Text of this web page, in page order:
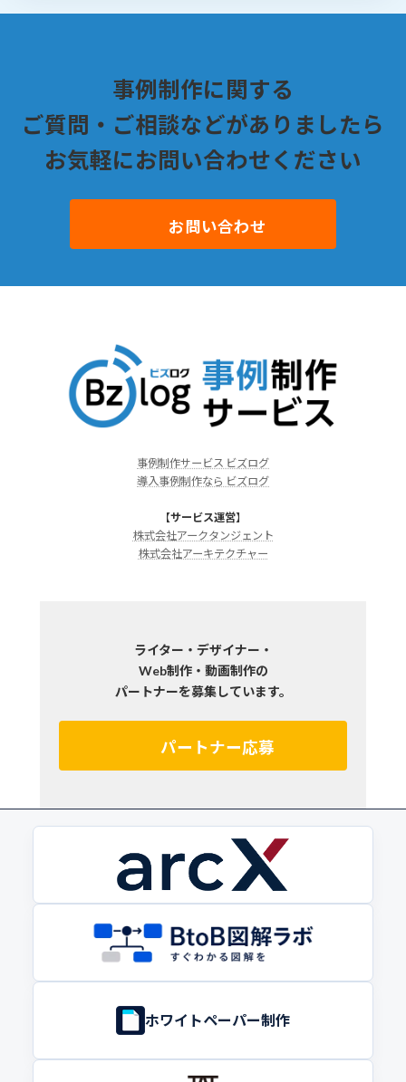
事例制作に関する
ご質問・ご相談などがありましたら
お気軽にお問い合わせください
お問い合わせ
事例制作サービス ビズログ
導入事例制作なら ビズログ
【サービス運営】
株式会社アークタンジェント
株式会社アーキテクチャー
ライター・デザイナー・
Web制作・動画制作の
パートナーを募集しています。
パートナー応募
ホワイトペーパー制作